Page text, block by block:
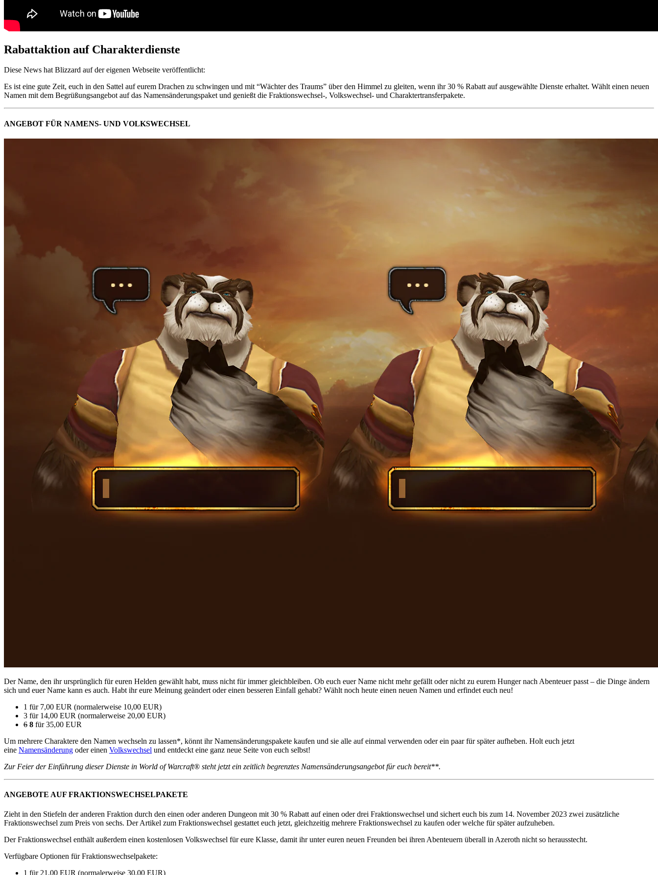
Rabattaktion auf Charakterdienste
Diese News hat Blizzard auf der eigenen Webseite veröffentlicht:
Es ist eine gute Zeit, euch in den Sattel auf eurem Drachen zu schwingen und mit “Wächter des Traums” über den Himmel zu gleiten, wenn ihr 30 % Rabatt auf ausgewählte Dienste erhaltet. Wählt einen neuen
Namen mit dem Begrüßungsangebot auf das Namensänderungspaket und genießt die Fraktionswechsel-, Volkswechsel- und Charaktertransferpakete.
ANGEBOT FÜR NAMENS- UND VOLKSWECHSEL
Der Name, den ihr ursprünglich für euren Helden gewählt habt, muss nicht für immer gleichbleiben. Ob euch euer Name nicht mehr gefällt oder nicht zu eurem Hunger nach Abenteuer passt – die Dinge ändern
sich und euer Name kann es auch. Habt ihr eure Meinung geändert oder einen besseren Einfall gehabt? Wählt noch heute einen neuen Namen und erfindet euch neu!
1 für 7,00 EUR (normalerweise 10,00 EUR)
3 für 14,00 EUR (normalerweise 20,00 EUR)
6 8 für 35,00 EUR
Um mehrere Charaktere den Namen wechseln zu lassen*, könnt ihr Namensänderungspakete kaufen und sie alle auf einmal verwenden oder ein paar für später aufheben. Holt euch jetzt
eine Namensänderung oder einen Volkswechsel und entdeckt eine ganz neue Seite von euch selbst!
Zur Feier der Einführung dieser Dienste in World of Warcraft® steht jetzt ein zeitlich begrenztes Namensänderungsangebot für euch bereit**.
ANGEBOTE AUF FRAKTIONSWECHSELPAKETE
Zieht in den Stiefeln der anderen Fraktion durch den einen oder anderen Dungeon mit 30 % Rabatt auf einen oder drei Fraktionswechsel und sichert euch bis zum 14. November 2023 zwei zusätzliche
Fraktionswechsel zum Preis von sechs. Der Artikel zum Fraktionswechsel gestattet euch jetzt, gleichzeitig mehrere Fraktionswechsel zu kaufen oder welche für später aufzuheben.
Der Fraktionswechsel enthält außerdem einen kostenlosen Volkswechsel für eure Klasse, damit ihr unter euren neuen Freunden bei ihren Abenteuern überall in Azeroth nicht so herausstecht.
Verfügbare Optionen für Fraktionswechselpakete:
1 für 21,00 EUR (normalerweise 30,00 EUR)